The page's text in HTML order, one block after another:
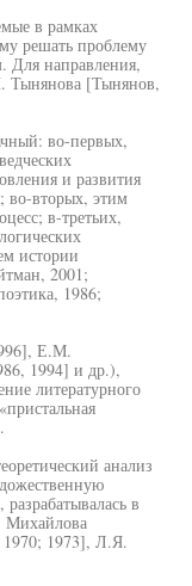
в рамках
решать проблему
Для направления,
Тынянова [Тынянов,
во-первых,
и развития
во-вторых, этим
в-третьих,
истории
2001;
1986;
Е.М.
1994] и др.),
литературного
анализ
в
Михайлова
1973], Л.Я.